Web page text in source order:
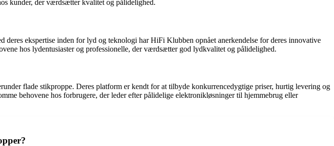
kunder, der værdsætter kvalitet og pålidelighed.
ekspertise inden for lyd og teknologi har HiFi Klubben opnået anerkendelse for deres innovative
hos lydentusiaster og professionelle, der værdsætter god lydkvalitet og pålidelighed.
flade stikproppe. Deres platform er kendt for at tilbyde konkurrencedygtige priser, hurtig levering og
behovene hos forbrugere, der leder efter pålidelige elektronikløsninger til hjemmebrug eller